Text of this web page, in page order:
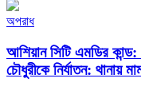
অপরাধ
আশিয়ান সিটি এমডির কান্ড:
চৌধুরীকে নির্যাতন: থানায়